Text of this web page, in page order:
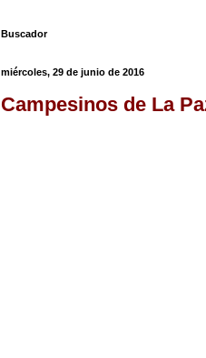
Buscador
miércoles, 29 de junio de 2016
Campesinos de La